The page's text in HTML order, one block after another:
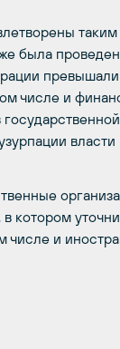
была
числе и
власти
котором
числе и